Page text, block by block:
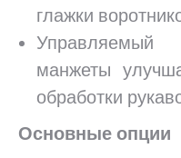
глажки
манжеты
обработки
Основные опции